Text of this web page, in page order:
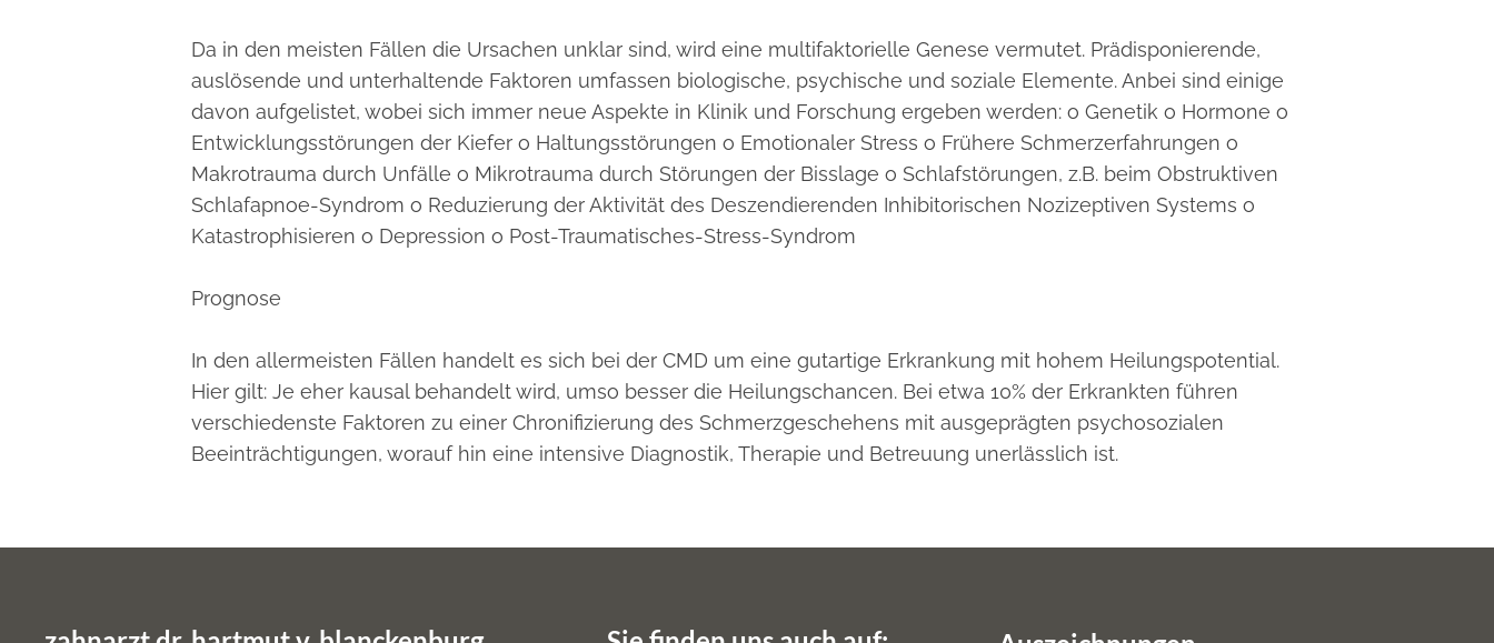
Da in den meisten Fällen die Ursachen unklar sind, wird eine multifaktorielle Genese vermutet. Prädisponierende,
auslösende und unterhaltende Faktoren umfassen biologische, psychische und soziale Elemente. Anbei sind einige
davon aufgelistet, wobei sich immer neue Aspekte in Klinik und Forschung ergeben werden: o Genetik o Hormone o
Entwicklungsstörungen der Kiefer o Haltungsstörungen o Emotionaler Stress o Frühere Schmerzerfahrungen o
Makrotrauma durch Unfälle o Mikrotrauma durch Störungen der Bisslage o Schlafstörungen, z.B. beim Obstruktiven
Schlafapnoe-Syndrom o Reduzierung der Aktivität des Deszendierenden Inhibitorischen Nozizeptiven Systems o
Katastrophisieren o Depression o Post-Traumatisches-Stress-Syndrom
Prognose
In den allermeisten Fällen handelt es sich bei der CMD um eine gutartige Erkrankung mit hohem Heilungspotential.
Hier gilt: Je eher kausal behandelt wird, umso besser die Heilungschancen. Bei etwa 10% der Erkrankten führen
verschiedenste Faktoren zu einer Chronifizierung des Schmerzgeschehens mit ausgeprägten psychosozialen
Beeinträchtigungen, worauf hin eine intensive Diagnostik, Therapie und Betreuung unerlässlich ist.